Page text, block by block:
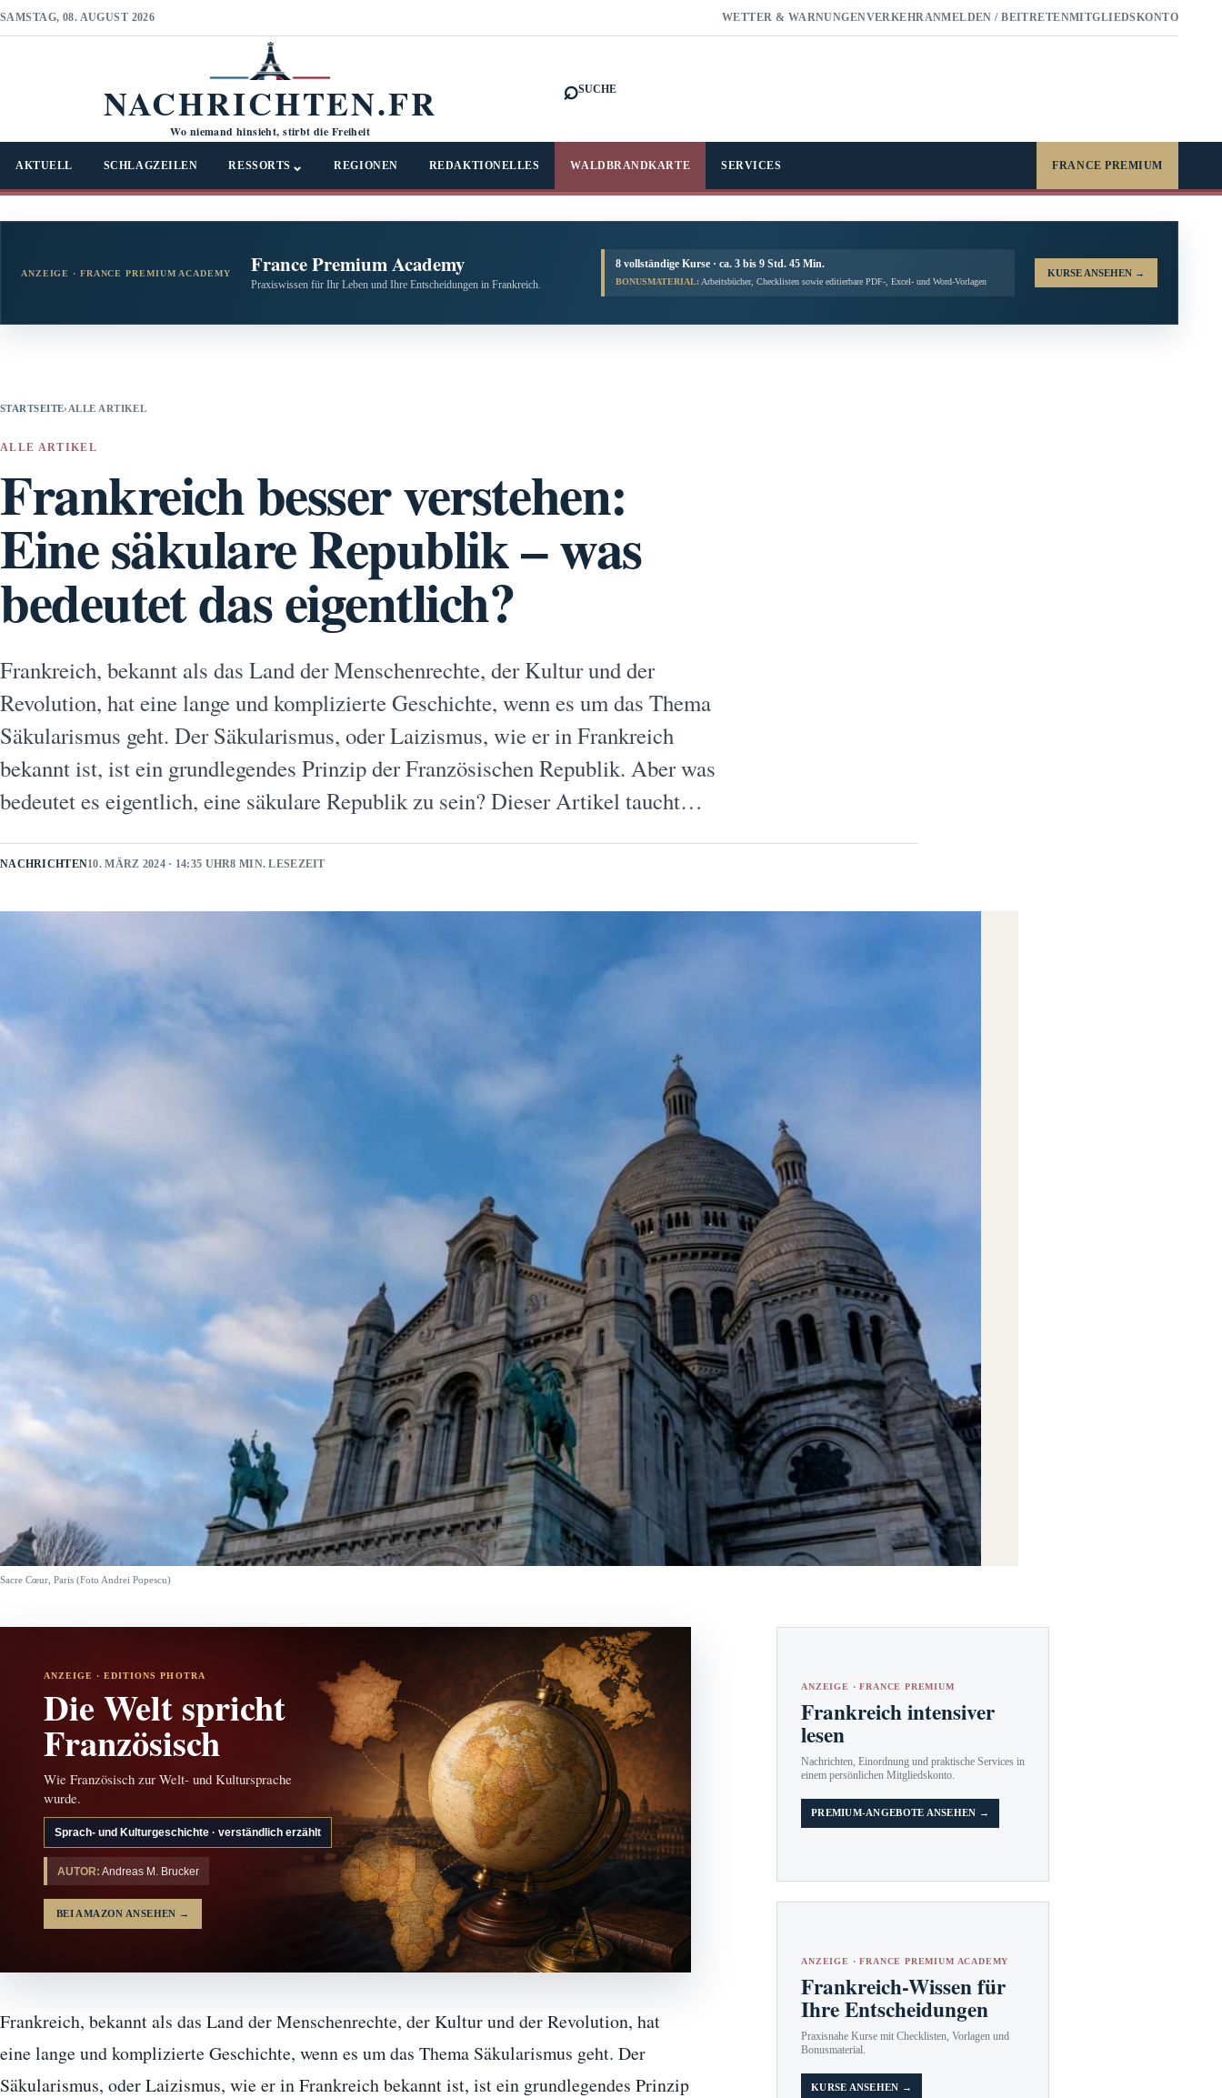
SAMSTAG, 08. AUGUST 2026 WETTER & WARNUNGENVERKEHRANMELDEN / BEITRETENMITGLIEDSKONTO
NACHRICHTEN.FR
Wo niemand hinsieht, stirbt die Freiheit
⌕SUCHE
AKTUELL SCHLAGZEILEN RESSORTS ⌄ REGIONEN REDAKTIONELLES WALDBRANDKARTE SERVICES FRANCE PREMIUM
ANZEIGE · FRANCE PREMIUM ACADEMY France Premium Academy
Praxiswissen für Ihr Leben und Ihre Entscheidungen in Frankreich.
8 vollständige Kurse · ca. 3 bis 9 Std. 45 Min.
BONUSMATERIAL: Arbeitsbücher, Checklisten sowie editierbare PDF-, Excel- und Word-Vorlagen
KURSE ANSEHEN →
STARTSEITE› ALLE ARTIKEL
ALLE ARTIKEL
Frankreich besser verstehen:
Eine säkulare Republik – was
bedeutet das eigentlich?
Frankreich, bekannt als das Land der Menschenrechte, der Kultur und der
Revolution, hat eine lange und komplizierte Geschichte, wenn es um das Thema
Säkularismus geht. Der Säkularismus, oder Laizismus, wie er in Frankreich
bekannt ist, ist ein grundlegendes Prinzip der Französischen Republik. Aber was
bedeutet es eigentlich, eine säkulare Republik zu sein? Dieser Artikel taucht…
NACHRICHTEN10. MÄRZ 2024 · 14:35 UHR8 MIN. LESEZEIT
Sacre Cœur, Paris (Foto Andrei Popescu)
ANZEIGE · EDITIONS PHOTRA
Die Welt spricht
Französisch
Wie Französisch zur Welt- und Kultursprache
wurde.
Sprach- und Kulturgeschichte · verständlich erzählt
AUTOR: Andreas M. Brucker
BEI AMAZON ANSEHEN →
Frankreich, bekannt als das Land der Menschenrechte, der Kultur und der Revolution, hat
eine lange und komplizierte Geschichte, wenn es um das Thema Säkularismus geht. Der
Säkularismus, oder Laizismus, wie er in Frankreich bekannt ist, ist ein grundlegendes Prinzip
ANZEIGE · FRANCE PREMIUM
Frankreich intensiver
lesen
Nachrichten, Einordnung und praktische Services in
einem persönlichen Mitgliedskonto.
PREMIUM-ANGEBOTE ANSEHEN →
ANZEIGE · FRANCE PREMIUM ACADEMY
Frankreich-Wissen für
Ihre Entscheidungen
Praxisnahe Kurse mit Checklisten, Vorlagen und
Bonusmaterial.
KURSE ANSEHEN →